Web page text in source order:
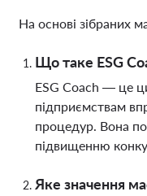
На основі зібраних
Що таке ESG
ESG Coach — це
підприємствам
процедур. Вона
підвищенню
Яке значення